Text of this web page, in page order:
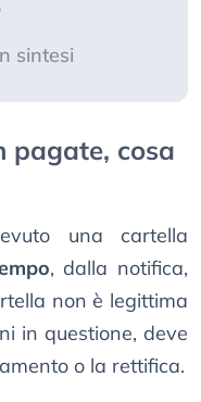
sintesi
pagate, cosa
una cartella
, dalla notifica,
non è legittima
in questione, deve
o la rettifica.